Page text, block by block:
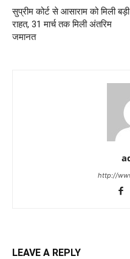
सुप्रीम कोर्ट से आसाराम को मिली बड़ी
राहत, 31 मार्च तक मिली अंतरिम
जमानत
http://
LEAVE A REPLY